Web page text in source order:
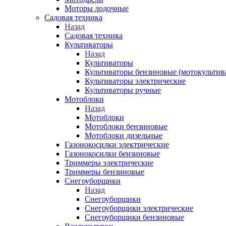
Моторы лодочные
Садовая техника
Назад
Садовая техника
Культиваторы
Назад
Культиваторы
Культиваторы бензиновые
Культиваторы электрические
Культиваторы ручные
Мотоблоки
Назад
Мотоблоки
Мотоблоки бензиновые
Мотоблоки дизельные
Газонокосилки электрические
Газонокосилки бензиновые
Триммеры электрические
Триммеры бензиновые
Снегоуборщики
Назад
Снегоуборщики
Снегоуборщики электрические
Снегоуборщики бензиновые